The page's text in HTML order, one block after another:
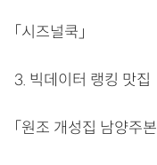
「시즈널쿡」
3. 빅데이터 랭킹 맛집
「원조 개성집 남양주본